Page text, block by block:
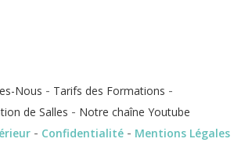
Nous - Tarifs des Formations -
de Salles - Notre chaîne Youtube
- Confidentialité - Mentions Légales